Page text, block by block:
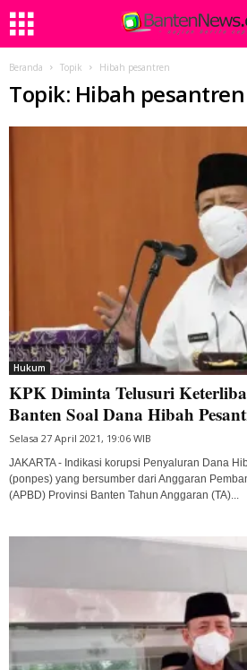
Beranda Topik Hibah pesantren
Topik: Hibah pesantren
Hukum
KPK Diminta Telusuri
Banten Soal Dana Hibah
Selasa 27 April 2021, 19:06 WIB
JAKARTA - Indikasi korupsi Penyaluran Dana
(ponpes) yang bersumber dari Anggaran
(APBD) Provinsi Banten Tahun Anggaran (TA)...